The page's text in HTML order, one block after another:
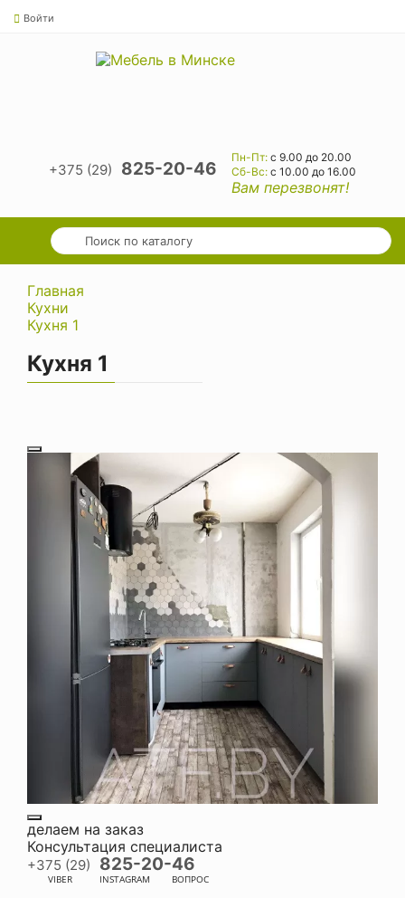
Войти
+375 (29) 825-20-46
Пн-Пт: с 9.00 до 20.00
Cб-Вс: с 10.00 до 16.00
Вам перезвонят!
Главная
Кухни
Кухня 1
Кухня 1
делаем на заказ
Консультация специалиста
+375 (29) 825-20-46
VIBER INSTAGRAM ВОПРОС